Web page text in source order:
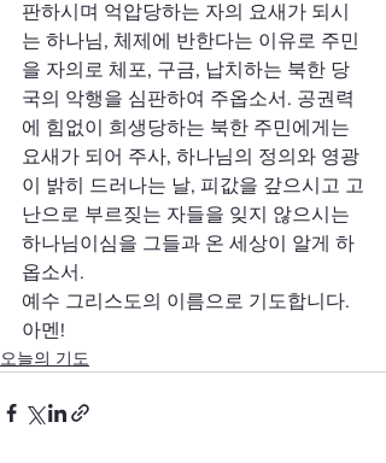
판하시며 억압당하는 자의 요새가 되시
는 하나님, 체제에 반한다는 이유로 주민
을 자의로 체포, 구금, 납치하는 북한 당
국의 악행을 심판하여 주옵소서. 공권력
에 힘없이 희생당하는 북한 주민에게는
요새가 되어 주사, 하나님의 정의와 영광
이 밝히 드러나는 날, 피값을 갚으시고 고
난으로 부르짖는 자들을 잊지 않으시는
하나님이심을 그들과 온 세상이 알게 하
옵소서.
예수 그리스도의 이름으로 기도합니다.
아멘!
오늘의 기도